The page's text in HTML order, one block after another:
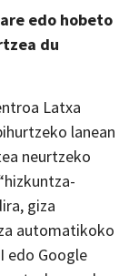
edo hobeto
du
Latxa
lanean
neurtzeko
giza
automatikoko
edo Google